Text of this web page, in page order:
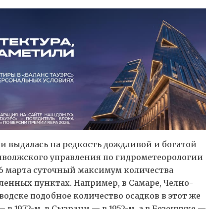
на редкость дождливой и богатой
управления по гидрометеорологии
суточный максимум количества
пунктах. Например, в Самаре, Челно-
подобное количество осадков в этот же